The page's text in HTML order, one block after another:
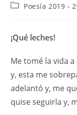
Poesía 2019 -
¡Qué leches!
Me tomé la vida a
y, esta me
adelantó y, me
quise seguirla y,